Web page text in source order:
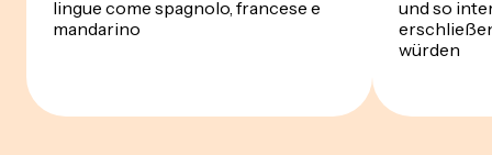
lingue come spagnolo, francese e
mandarino
und so
würden